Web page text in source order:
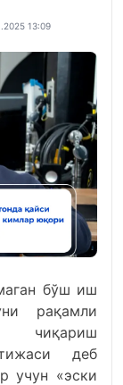
13:09
бўш иш
рақамли
чиқариш
деб
учун «эски